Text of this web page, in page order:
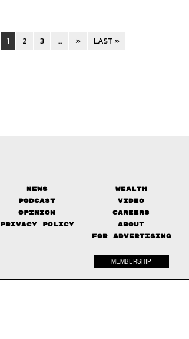
1 2 3 ... » LAST »
News Wealth
Podcast
Video
Opinion
Careers
Privacy Policy
About
FOR ADVERTISING
MEMBERSHIP